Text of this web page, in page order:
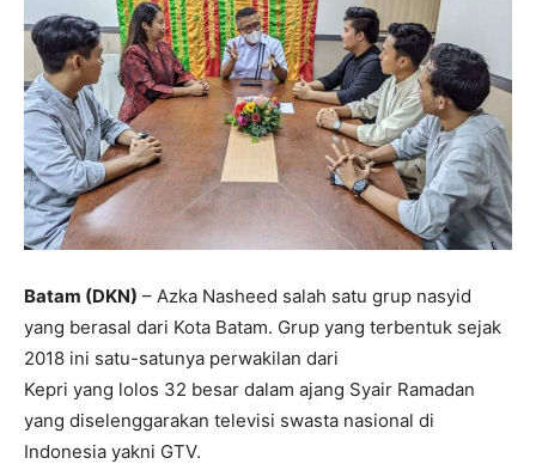
Batam (DKN) – Azka Nasheed salah satu grup nasyid
yang berasal dari Kota Batam. Grup yang terbentuk sejak
2018 ini satu-satunya perwakilan dari
Kepri yang lolos 32 besar dalam ajang Syair Ramadan
yang diselenggarakan televisi swasta nasional di
Indonesia yakni GTV.